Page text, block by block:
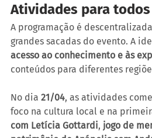
Atividades para
A programação é
grandes sacadas do evento. A
acesso ao conhecimento e às
conteúdos para diferentes
No dia 21/04, as atividades
foco na cultura local e na
com Letícia Gottardi, jogo de